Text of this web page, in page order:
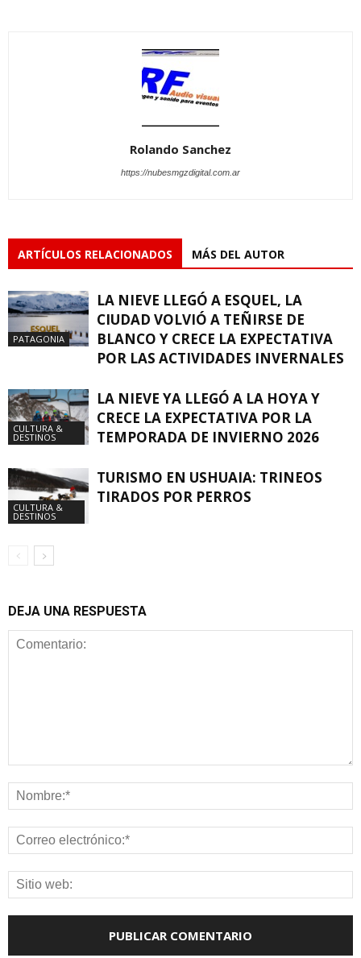
Rolando Sanchez
https://nubesmgzdigital.com.ar
ARTÍCULOS RELACIONADOS MÁS DEL AUTOR
PATAGONIA
LA NIEVE LLEGÓ A ESQUEL, LA
CIUDAD VOLVIÓ A TEÑIRSE DE
BLANCO Y CRECE LA EXPECTATIVA
POR LAS ACTIVIDADES INVERNALES
CULTURA &
DESTINOS
LA NIEVE YA LLEGÓ A LA HOYA Y
CRECE LA EXPECTATIVA POR LA
TEMPORADA DE INVIERNO 2026
CULTURA &
DESTINOS
TURISMO EN USHUAIA: TRINEOS
TIRADOS POR PERROS
DEJA UNA RESPUESTA